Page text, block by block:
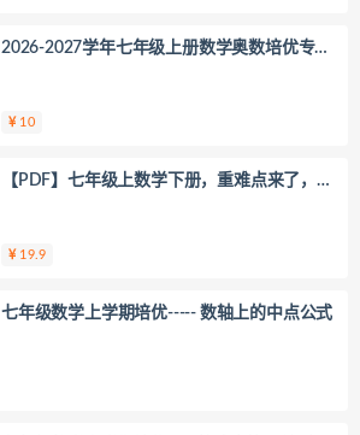
2026-2027学年七年级上册数学奥数培优专题
10
【PDF】七年级上数学下册，重难点来了，寒
19.9
七年级数学上学期培优-----​ 数轴上的中点公式